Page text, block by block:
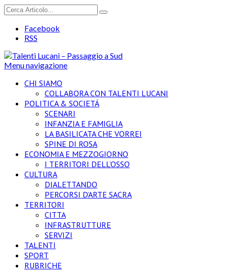
Facebook
RSS
Menu navigazione
CHI SIAMO
COLLABORA CON TALENTI LUCANI
POLITICA & SOCIETÁ
SCENARI
INFANZIA E FAMIGLIA
LA BASILICATA CHE VORREI
SPINE DI ROSA
ECONOMIA E MEZZOGIORNO
I TERRITORI DELL’OSSO
CULTURA
DIALETTANDO
PERCORSI D’ARTE SACRA
TERRITORI
CITTA
INFRASTRUTTURE
SERVIZI
TALENTI
SPORT
RUBRICHE